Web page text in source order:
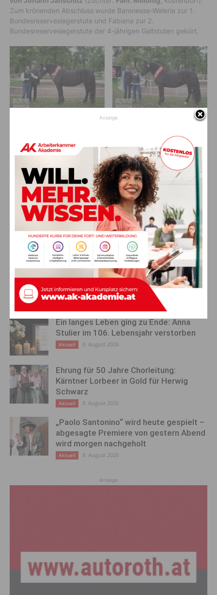
Zum krönenden Abschluss wurde Baronesse-Waleria zur 1.
Bundesreservesiegerstute und Fabiana zur 2.
Bundesreservesiegerstute der 4-jährigen Galtstuten gekürt.
Sina von Andrea und Christian
Gratulation!
Weiterhin viel Glück und Erfolg wünscht der Pferdezuchtverein
K16 Hermagor mit ObfrauMarion Mörtl!
Vorheriger Artikel
Stauseen als wertvolle
Naturoasen
Nächster Artikel
Dein Schlüssel zur Region
voller Vorteile
AKTUELLES
Ein langes Leben ging zu Ende: Anna
Stulier im 106. Lebensjahr verstorben
Aktuell 8. August 2026
Ehrung für 50 Jahre Chorleitung:
Kärntner Lorbeer in Gold für Herwig
Schwarz
Aktuell 8. August 2026
„Paolo Santonino“ wird heute gespielt –
abgesagte Premiere von gestern Abend
wird morgen nachgeholt
Aktuell 8. August 2026
Anzeige
Anzeige